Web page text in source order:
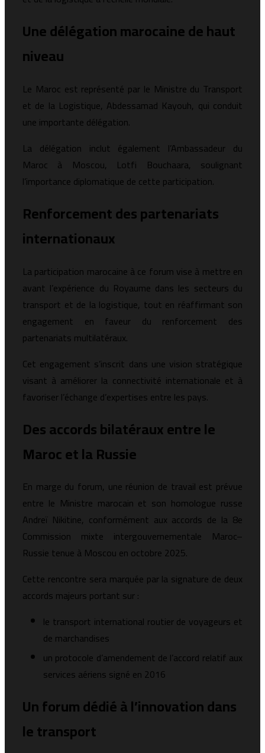
Une délégation marocaine de haut
niveau
Le Maroc est représenté par le Ministre du Transport
et de la Logistique, Abdessamad Kayouh, qui conduit
une importante délégation.
La délégation inclut également l’Ambassadeur du
Maroc à Moscou, Lotfi Bouchaara, soulignant
l’importance diplomatique de cette participation.
Renforcement des partenariats
internationaux
La participation marocaine à ce forum vise à mettre en
avant l’expérience du Royaume dans les secteurs du
transport et de la logistique, tout en réaffirmant son
engagement en faveur du renforcement des
partenariats multilatéraux.
Cet engagement s’inscrit dans une vision stratégique
visant à améliorer la connectivité internationale et à
favoriser l’échange d’expertises entre les pays.
Des accords bilatéraux entre le
Maroc et la Russie
En marge du forum, une réunion de travail est prévue
entre le Ministre marocain et son homologue russe
Andreï Nikitine, conformément aux accords de la 8e
Commission mixte intergouvernementale Maroc–
Russie tenue à Moscou en octobre 2025.
Cette rencontre sera marquée par la signature de deux
accords majeurs portant sur :
le transport international routier de voyageurs et
de marchandises
un protocole d’amendement de l’accord relatif aux
services aériens signé en 2016
Un forum dédié à l’innovation dans
le transport